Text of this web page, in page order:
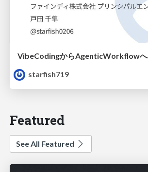
VibeCodingからAgenticWorkflowへ
starfish719
Featured
See All Featured